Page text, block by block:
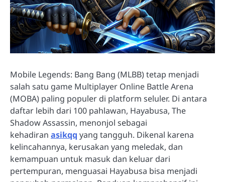
Mobile Legends: Bang Bang (MLBB) tetap menjadi
salah satu game Multiplayer Online Battle Arena
(MOBA) paling populer di platform seluler. Di antara
daftar lebih dari 100 pahlawan, Hayabusa, The
Shadow Assassin, menonjol sebagai
kehadiran asikqq yang tangguh. Dikenal karena
kelincahannya, kerusakan yang meledak, dan
kemampuan untuk masuk dan keluar dari
pertempuran, menguasai Hayabusa bisa menjadi